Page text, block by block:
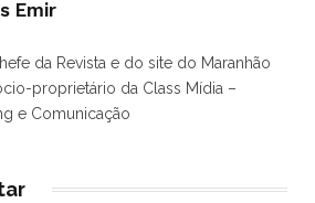
Emir
da Revista e do site do Maranhão
proprietário da Class Mídia –
e Comunicação